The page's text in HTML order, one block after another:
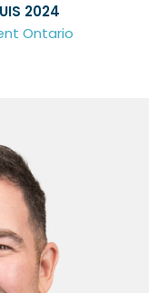
2024
Ontario